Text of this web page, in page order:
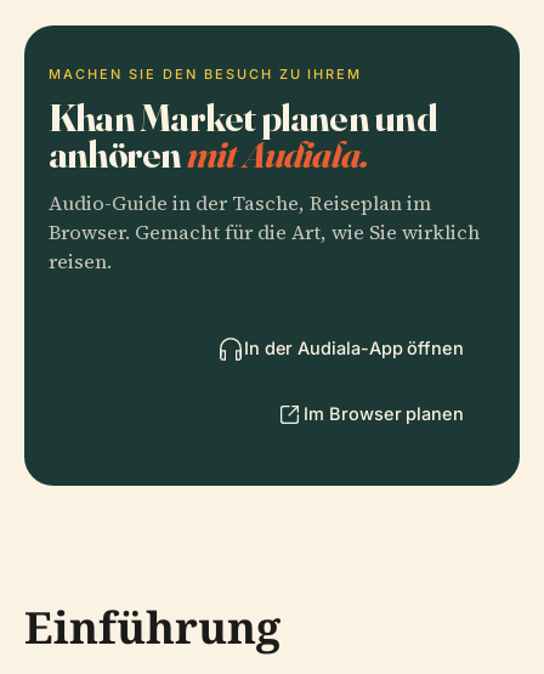
MACHEN SIE DEN BESUCH ZU IHREM
Khan Market planen und
anhörenmit Audiala.
Audio-Guide in der Tasche, Reiseplan im
Browser. Gemacht für die Art, wie Sie wirklich
reisen.
In der Audiala-App öffnen
Im Browser planen
Einführung